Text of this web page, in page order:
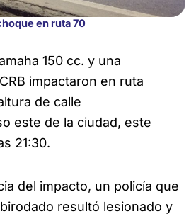
en ruta 70
150 cc. y una
impactaron en ruta
de calle
este de la ciudad, este
21:30.
del impacto, un policía que
resultó lesionado y